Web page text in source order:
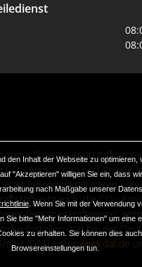
zum offiziellen
CO2-Emissionen und, soweit
Personenkraftwagen
die CO2-
Personenkraftwagen"
und bei der
(DAT) unterwww.dat.de
den Inhalt der Webseite zu optimieren,
"Akzeptieren" willigen Sie ein, dass
nach Maßgabe unserer
. Wenn Sie mit der Verwendung
Sie bitte "Mehr Informationen" um eine
zu erhalten. Sie können dies
Browsereinstellungen tun.